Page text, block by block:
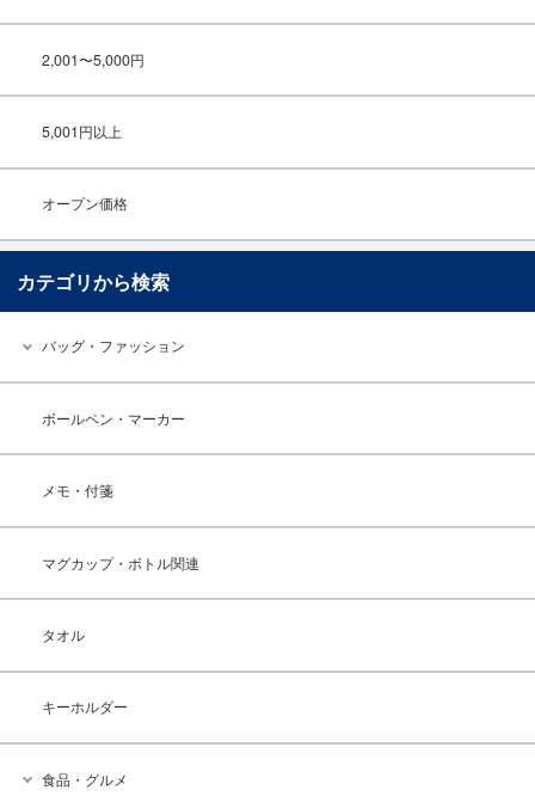
2,001〜5,000円
5,001円以上
オープン価格
カテゴリから検索
バッグ・ファッション
ボールペン・マーカー
メモ・付箋
マグカップ・ボトル関連
タオル
キーホルダー
食品・グルメ